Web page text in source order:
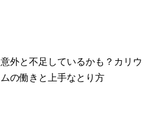
意外と不足しているかも？カリウ
ムの働きと上手なとり方